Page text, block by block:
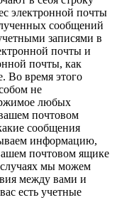
электронной почты
сообщений
записями в
почты и
почты, как
Во время этого
не
любых
почтовом
сообщения
информацию,
почтовом ящике
мы можем
между вами и
есть учетные